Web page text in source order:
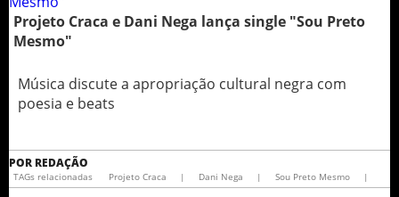
Projeto Craca e Dani Nega lança single "Sou Preto
Mesmo"
Música discute a apropriação cultural negra com
poesia e beats
POR REDAÇÃO
TAGs relacionadas Projeto Craca | Dani Nega | Sou Preto Mesmo |